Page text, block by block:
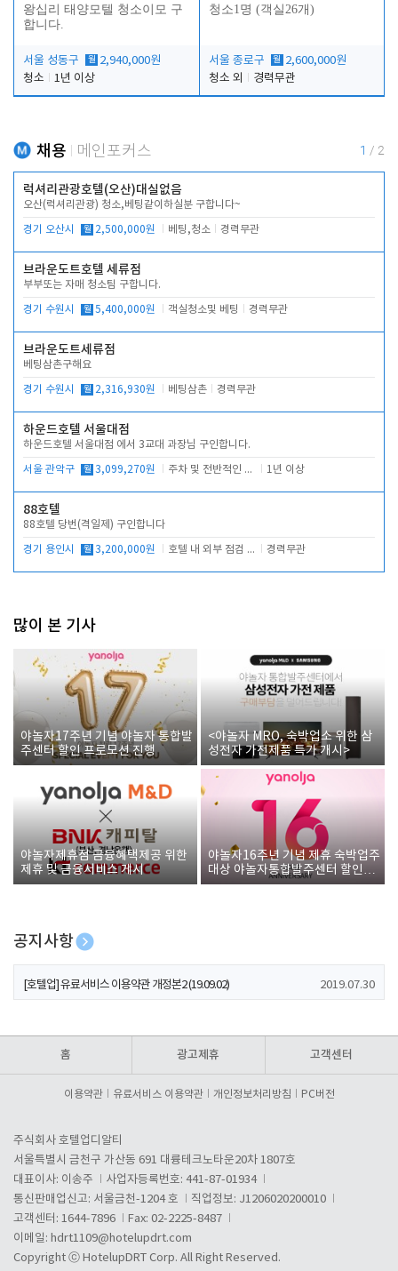
왕십리 태양모텔 청소이모 구
합니다.
서울 성동구 월 2,940,000원
청소
1년 이상
청소1명 (객실26개)
서울 종로구 월 2,600,000원
청소 외
경력무관
채용 메인포커스 1 / 2
럭셔리관광호텔(오산)대실없음
오산(럭셔리관광) 청소,베팅같이하실분 구합니다~
경기 오산시 월 2,500,000원 베팅,청소 경력무관
브라운도트호텔 세류점
부부또는 자매 청소팀 구합니다.
경기 수원시 월 5,400,000원 객실청소및 베팅 경력무관
브라운도트세류점
베팅삼촌구해요
경기 수원시 월 2,316,930원 베팅삼촌 경력무관
하운드호텔 서울대점
하운드호텔 서울대점 에서 3교대 과장님 구인합니다.
서울 관악구 월 3,099,270원 주차 및 전반적인 당번업무 1년 이상
88호텔
88호텔 당번(격일제) 구인합니다
경기 용인시 월 3,200,000원 호텔 내 외부 점검 및 프런트 운영 경력무관
많이 본 기사
야놀자17주년 기념 야놀자 통합발
주센터 할인 프로모션 진행
<야놀자 MRO, 숙박업소 위한 삼
성전자 가전제품 특가 개시>
야놀자제휴점 금융혜택제공 위한
제휴 및 금융서비스 게시
야놀자16주년 기념 제휴 숙박업주
대상 야놀자통합발주센터 할인쿠
폰 증정
공지사항
[호텔업] 개인정보 처리방침 개정본1 (19.09.02)
[호텔업] 유료서비스 이용약관 개정본2 (19.09.02) 2019.07.30
홈 광고제휴 고객센터
이용약관 유료서비스 이용약관 개인정보처리방침 PC버전
주식회사 호텔업디알티
서울특별시 금천구 가산동 691 대륭테크노타운20차 1807호
대표이사: 이송주
사업자등록번호: 441-87-01934
통신판매업신고: 서울금천-1204 호
직업정보: J1206020200010
고객센터: 1644-7896
Fax: 02-2225-8487
이메일: hdrt1109@hotelupdrt.com
Copyright ⓒ HotelupDRT Corp. All Right Reserved.